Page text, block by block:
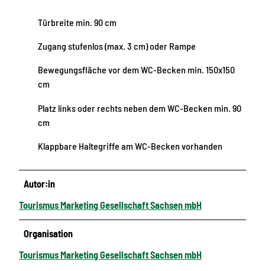
Türbreite min. 90 cm
Zugang stufenlos (max. 3 cm) oder Rampe
Bewegungsfläche vor dem WC-Becken min. 150x150
cm
Platz links oder rechts neben dem WC-Becken min. 90
cm
Klappbare Haltegriffe am WC-Becken vorhanden
Autor:in
Tourismus Marketing Gesellschaft Sachsen mbH
Organisation
Tourismus Marketing Gesellschaft Sachsen mbH